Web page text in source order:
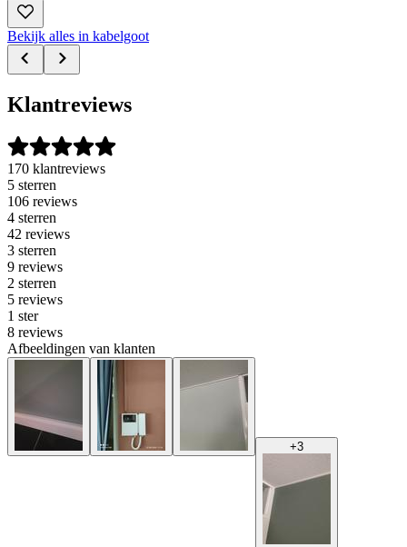
Bekijk alles in kabelgoot
Klantreviews
170 klantreviews
5 sterren
106 reviews
4 sterren
42 reviews
3 sterren
9 reviews
2 sterren
5 reviews
1 ster
8 reviews
Afbeeldingen van klanten
+3